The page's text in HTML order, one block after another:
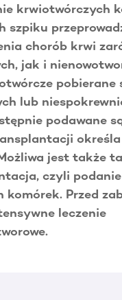
krwiotwórczych
szpiku
chorób krwi
jak i
pobierane
lub
podawane
jest także
czyli
komórek. Przed
leczenie